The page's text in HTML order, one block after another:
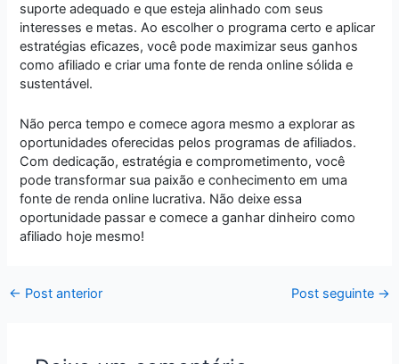
suporte adequado e que esteja alinhado com seus
interesses e metas. Ao escolher o programa certo e aplicar
estratégias eficazes, você pode maximizar seus ganhos
como afiliado e criar uma fonte de renda online sólida e
sustentável.
Não perca tempo e comece agora mesmo a explorar as
oportunidades oferecidas pelos programas de afiliados.
Com dedicação, estratégia e comprometimento, você
pode transformar sua paixão e conhecimento em uma
fonte de renda online lucrativa. Não deixe essa
oportunidade passar e comece a ganhar dinheiro como
afiliado hoje mesmo!
← Post anterior Post seguinte →